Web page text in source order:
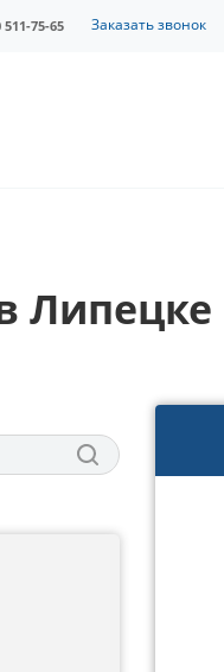
511-75-65 Заказать звонок
Липецке